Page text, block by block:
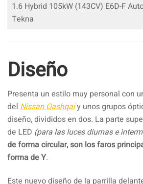
1.6 Hybrid 105kW (143CV) E6D-F
Tekna
Diseño
Presenta un estilo muy personal con
del Nissan Qashqaiy unos grupos
diseño, divididos en dos. La parte
de LED (para las luces diurnas e
de forma circular, son los faros
forma de Y.
Este nuevo diseño de la parrilla